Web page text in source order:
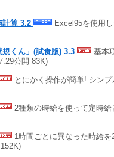
計算 3.2
Excel95を使用
くん」(試食版) 3.3
基本
公開 83K)
とにかく操作が簡単! シン
2種類の時給を使って定時
1時間ごとに異なった時給